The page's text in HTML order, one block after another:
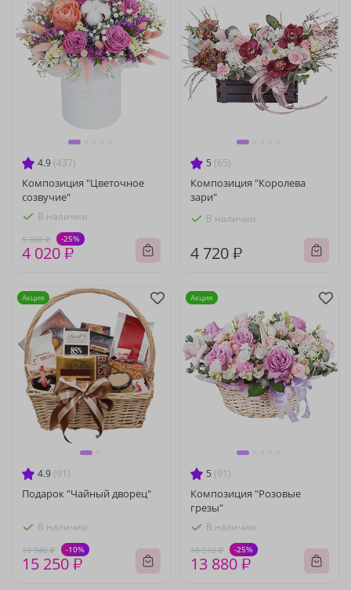
4.9 (437)
Композиция "Цветочное
созвучие"
В наличии
5 360 ₽ -25%
4 020 ₽
5 (65)
Композиция "Королева
зари"
В наличии
4 720 ₽
4.9 (91)
Подарок "Чайный дворец"
В наличии
16 940 ₽ -10%
15 250 ₽
Акция
5 (91)
Композиция "Розовые
грезы"
В наличии
18 510 ₽ -25%
13 880 ₽
Акция